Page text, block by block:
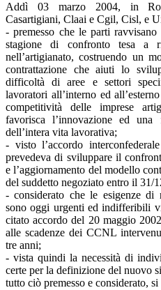
Addì 03 marzo 2004, in
Casartigiani, Claai e Cgil, Cisl, e
- premesso che le parti
stagione di confronto tesa a
nell’artigianato, costruendo un
contrattazione che aiuti lo
difficoltà di aree e settori
lavoratori all’interno ed
competitività delle imprese
favorisca l’innovazione ed una
dell’intera vita lavorativa;
- visto l’accordo
prevedeva di sviluppare il
e l’aggiornamento del modello
del suddetto negoziato entro il 31/
- considerato che le esigenze di
sono oggi urgenti ed indifferibili
citato accordo del 20 maggio
alle scadenze dei CCNL
tre anni;
- vista quindi la necessità di
certe per la definizione del nuovo
tutto ciò premesso e considerato,